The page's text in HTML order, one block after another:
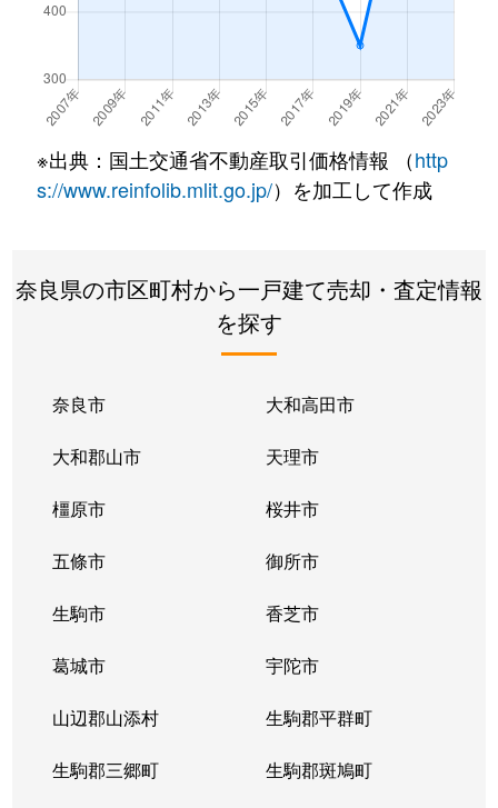
※出典：国土交通省不動産取引価格情報 （http
s://www.reinfolib.mlit.go.jp/）を加工して作成
奈良県の市区町村から一戸建て売却・査定情報
を探す
奈良市 大和高田市
大和郡山市 天理市
橿原市 桜井市
五條市 御所市
生駒市 香芝市
葛城市 宇陀市
山辺郡山添村 生駒郡平群町
生駒郡三郷町 生駒郡斑鳩町